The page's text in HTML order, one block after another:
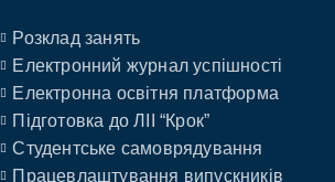
Розклад занять
Електронний журнал успішності
Електронна освітня платформа
Підготовка до ЛІІ “Крок”
Студентське самоврядування
Працевлаштування випускників